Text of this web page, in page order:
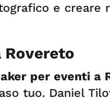
e creare
Rovereto
per eventi a
tuo. Daniel